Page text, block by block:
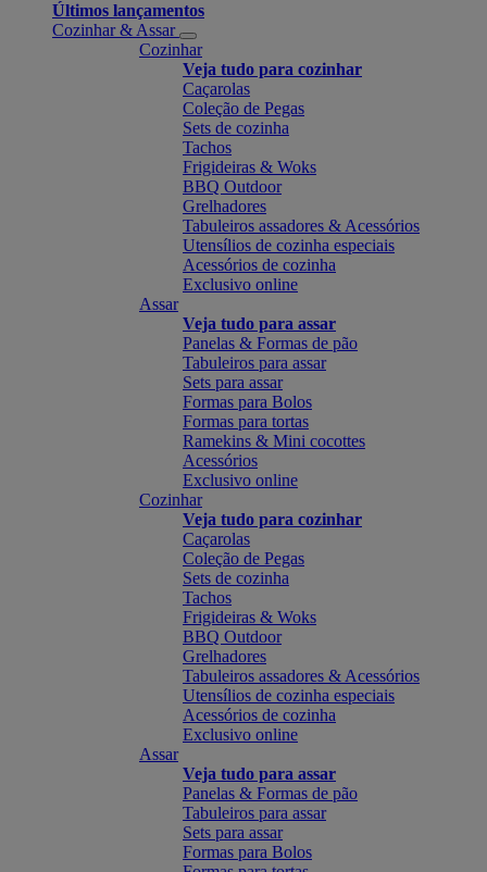
Últimos lançamentos
Cozinhar & Assar
Cozinhar
Veja tudo para cozinhar
Caçarolas
Coleção de Pegas
Sets de cozinha
Tachos
Frigideiras & Woks
BBQ Outdoor
Grelhadores
Tabuleiros assadores & Acessórios
Utensílios de cozinha especiais
Acessórios de cozinha
Exclusivo online
Assar
Veja tudo para assar
Panelas & Formas de pão
Tabuleiros para assar
Sets para assar
Formas para Bolos
Formas para tortas
Ramekins & Mini cocottes
Acessórios
Exclusivo online
Cozinhar
Veja tudo para cozinhar
Caçarolas
Coleção de Pegas
Sets de cozinha
Tachos
Frigideiras & Woks
BBQ Outdoor
Grelhadores
Tabuleiros assadores & Acessórios
Utensílios de cozinha especiais
Acessórios de cozinha
Exclusivo online
Assar
Veja tudo para assar
Panelas & Formas de pão
Tabuleiros para assar
Sets para assar
Formas para Bolos